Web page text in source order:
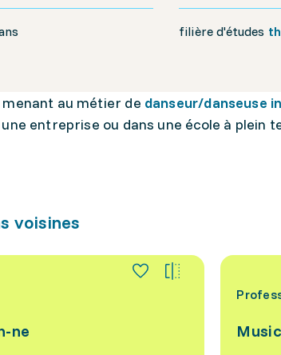
filière d'études
au métier de danseur/danseuse
entreprise ou dans une école à plein
voisines
ne